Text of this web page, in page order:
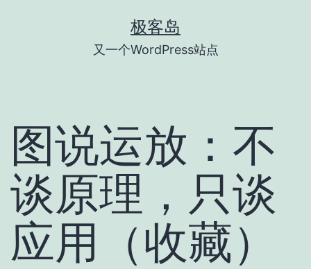
极客岛
又一个WordPress站点
图说运放：不
谈原理，只谈
应用（收藏）